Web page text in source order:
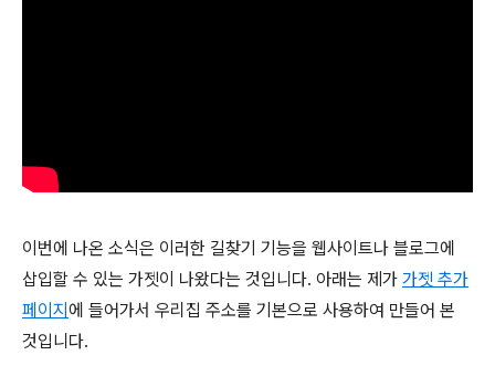
이번에 나온 소식은 이러한 길찾기 기능을 웹사이트나 블로그에
삽입할 수 있는 가젯이 나왔다는 것입니다. 아래는 제가 가젯 추가
페이지에 들어가서 우리집 주소를 기본으로 사용하여 만들어 본
것입니다.